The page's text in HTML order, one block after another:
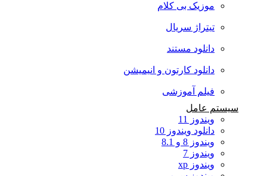
موزیک بی کلام
تیتراژ سریال
دانلود مستند
دانلود کارتون و انیمیشن
فیلم آموزشی
سیستم عامل
ویندوز 11
دانلود ویندوز 10
ویندوز 8 و 8.1
ویندوز 7
ویندوز xp